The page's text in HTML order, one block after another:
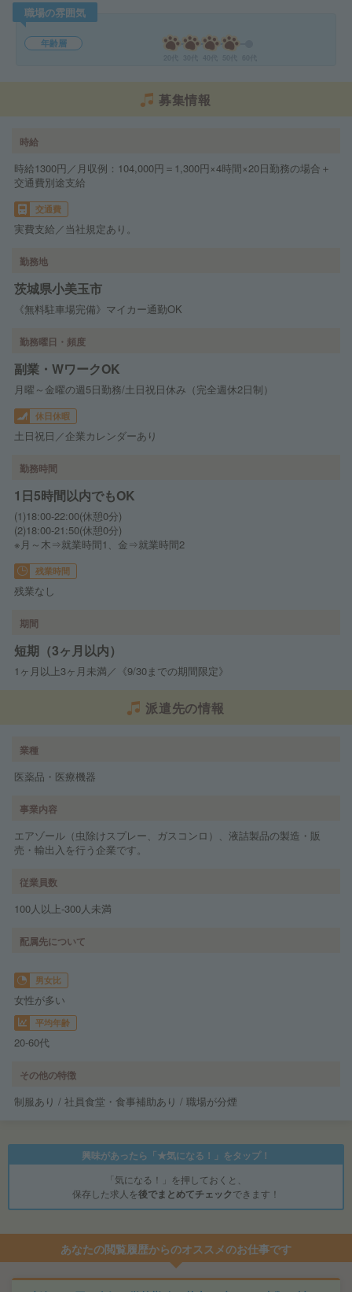
職場の雰囲気
年齢層
募集情報
時給
時給1300円／月収例：104,000円＝1,300円×4時間×20日勤務の場合＋
交通費別途支給
交通費
実費支給／当社規定あり。
勤務地
茨城県小美玉市
《無料駐車場完備》マイカー通勤OK
勤務曜日・頻度
副業・WワークOK
月曜～金曜の週5日勤務/土日祝日休み（完全週休2日制）
休日休暇
土日祝日／企業カレンダーあり
勤務時間
1日5時間以内でもOK
(1)18:00-22:00(休憩0分)
(2)18:00-21:50(休憩0分)
※月～木⇒就業時間1、金⇒就業時間2
残業時間
残業なし
期間
短期（3ヶ月以内）
1ヶ月以上3ヶ月未満／《9/30までの期間限定》
派遣先の情報
業種
医薬品・医療機器
事業内容
エアゾール（虫除けスプレー、ガスコンロ）、液詰製品の製造・販
売・輸出入を行う企業です。
従業員数
100人以上‐300人未満
配属先について
男女比
女性が多い
平均年齢
20-60代
その他の特徴
制服あり / 社員食堂・食事補助あり / 職場が分煙
興味があったら「★気になる！」をタップ！
「気になる！」を押しておくと、
保存した求人を後でまとめてチェックできます！
あなたの閲覧履歴からのオススメのお仕事です